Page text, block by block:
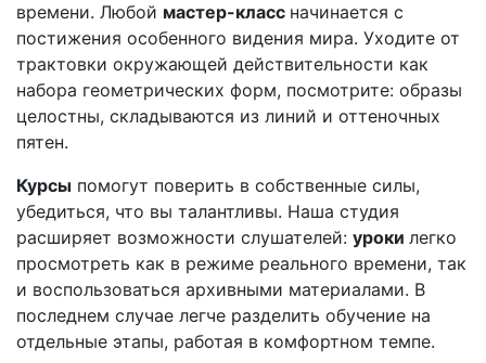
времени. Любой мастер-класс начинается с
постижения особенного видения мира. Уходите от
трактовки окружающей действительности как
набора геометрических форм, посмотрите: образы
целостны, складываются из линий и оттеночных
пятен.
Курсы помогут поверить в собственные силы,
убедиться, что вы талантливы. Наша студия
расширяет возможности слушателей: уроки легко
просмотреть как в режиме реального времени, так
и воспользоваться архивными материалами. В
последнем случае легче разделить обучение на
отдельные этапы, работая в комфортном темпе.